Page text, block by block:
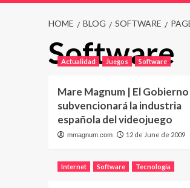
HOME BLOG SOFTWARE
Software
Actualidad Juegos Software
Mare Magnum | El Gobierno
subvencionará la industria
española del videojuego
mmagnum.com 12 de June de 2009
Internet Software Tecnología